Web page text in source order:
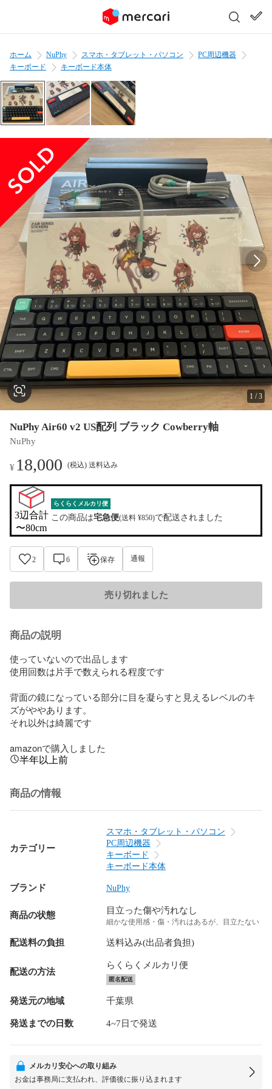
ホーム NuPhy スマホ・タブレット・パソコン
PC周辺機器
キーボード
キーボード本体
1 /3
NuPhy Air60 v2 US配列 ブラック Cowberry軸
NuPhy
¥ 18,000 (税込) 送料込み
3辺合計
〜80cm
らくらくメルカリ便
この商品は宅急便(送料 ¥850)で配送されました
2 6 保存 通報
売り切れました
商品の説明
使っていないので出品します
使用回数は片手で数えられる程度です
背面の鏡になっている部分に目を凝らすと見えるレベルのキ
ズがややあります。
それ以外は綺麗です
amazonで購入しました
半年以上前
商品の情報
カテゴリー
スマホ・タブレット・パソコン
PC周辺機器
キーボード
キーボード本体
ブランド NuPhy
商品の状態 目立った傷や汚れなし
細かな使用感・傷・汚れはあるが、目立たない
配送料の負担 送料込み(出品者負担)
配送の方法
らくらくメルカリ便
匿名配送
発送元の地域 千葉県
発送までの日数 4~7日で発送
メルカリ安心への取り組み
お金は事務局に支払われ、評価後に振り込まれます